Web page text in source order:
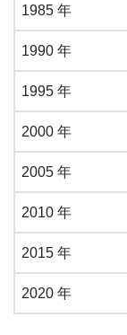
1985 年
1990 年
1995 年
2000 年
2005 年
2010 年
2015 年
2020 年